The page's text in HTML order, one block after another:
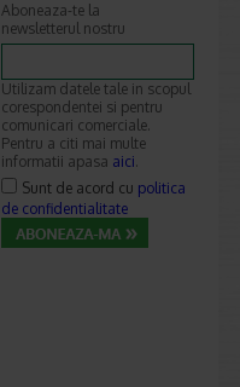
Aboneaza-te la
newsletterul nostru
Utilizam datele tale in scopul
corespondentei si pentru
comunicari comerciale.
Pentru a citi mai multe
informatii apasa aici.
Sunt de acord cu politica
de confidentialitate